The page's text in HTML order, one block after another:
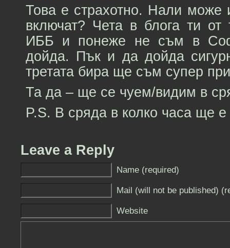
Това е страхотно. Нали може
включат? Чета в блога ти от
ИББ и понеже не съм в
дойда. Пък и да дойда
третата бира ще съм супер
Та да – ще се чуем/видим в
P.S. В сряда в колко часа ще е
Leave a Reply
Name (required)
Mail (will not be published)
Website